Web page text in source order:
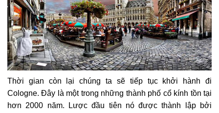
Thời gian còn lại chúng ta sẽ tiếp tục khởi hành đi
Cologne. Đây là một trong những thành phố cổ kính tồn tại
hơn 2000 năm. Lược đầu tiên nó được thành lập bởi